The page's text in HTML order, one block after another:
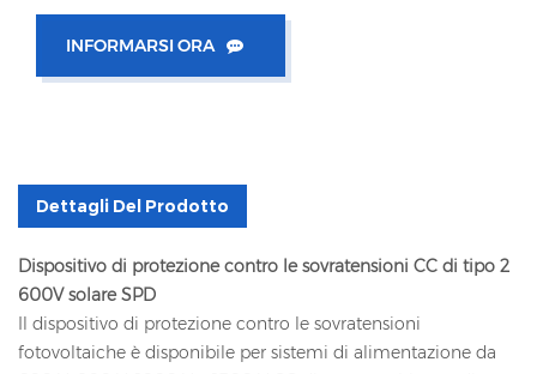
INFORMARSI ORA
Dettagli Del Prodotto
Dispositivo di protezione contro le sovratensioni CC di tipo 2
600V solare SPD
Il dispositivo di protezione contro le sovratensioni
fotovoltaiche è disponibile per sistemi di alimentazione da